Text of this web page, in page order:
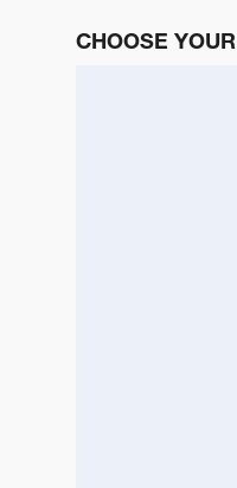
CHOOSE